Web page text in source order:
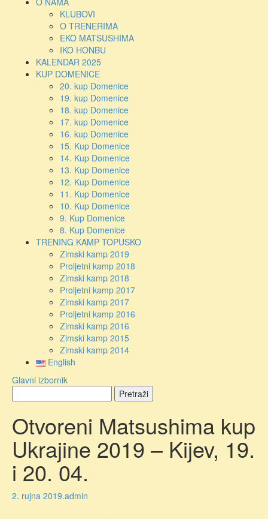
KLUBOVI
O TRENERIMA
EKO MATSUSHIMA
IKO HONBU
KALENDAR 2025
KUP DOMENICE
20. kup Domenice
19. kup Domenice
18. kup Domenice
17. kup Domenice
16. kup Domenice
15. Kup Domenice
14. Kup Domenice
13. Kup Domenice
12. Kup Domenice
11. Kup Domenice
10. Kup Domenice
9. Kup Domenice
8. Kup Domenice
TRENING KAMP TOPUSKO
Zimski kamp 2019
Proljetni kamp 2018
Zimski kamp 2018
Proljetni kamp 2017
Zimski kamp 2017
Proljetni kamp 2016
Zimski kamp 2016
Zimski kamp 2015
Zimski kamp 2014
English
Glavni izbornik
Otvoreni Matsushima kup
Ukrajine 2019 – Kijev, 19.
i 20. 04.
2. rujna 2019.admin